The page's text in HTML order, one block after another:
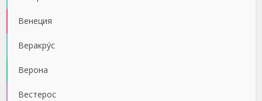
Венеция
Веракру́с
Верона
Вестерос